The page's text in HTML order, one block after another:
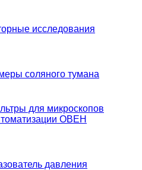
исследования
соляного тумана
для микроскопов
ОВЕН
давления